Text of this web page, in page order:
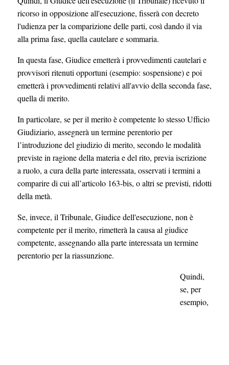
ricorso in opposizione all'esecuzione, fisserà con decreto
l'udienza per la comparizione delle parti, così dando il via
alla prima fase, quella cautelare e sommaria.
In questa fase, Giudice emetterà i provvedimenti cautelari e
provvisori ritenuti opportuni (esempio: sospensione) e poi
emetterà i provvedimenti relativi all'avvio della seconda fase,
quella di merito.
In particolare, se per il merito è competente lo stesso Ufficio
Giudiziario, assegnerà un termine perentorio per
l’introduzione del giudizio di merito, secondo le modalità
previste in ragione della materia e del rito, previa iscrizione
a ruolo, a cura della parte interessata, osservati i termini a
comparire di cui all’articolo 163-bis, o altri se previsti, ridotti
della metà.
Se, invece, il Tribunale, Giudice dell'esecuzione, non è
competente per il merito, rimetterà la causa al giudice
competente, assegnando alla parte interessata un termine
perentorio per la riassunzione.
Quindi,
se, per
esempio,